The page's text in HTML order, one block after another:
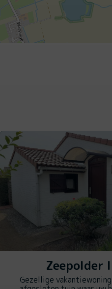
Zeepolder
Gezellige